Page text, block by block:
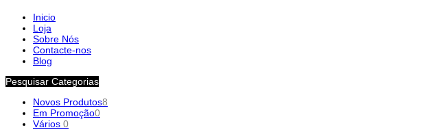
Inicio
Loja
Sobre Nós
Contacte-nos
Blog
Pesquisar Categorias
Novos Produtos8
Em Promoção0
Vários 0